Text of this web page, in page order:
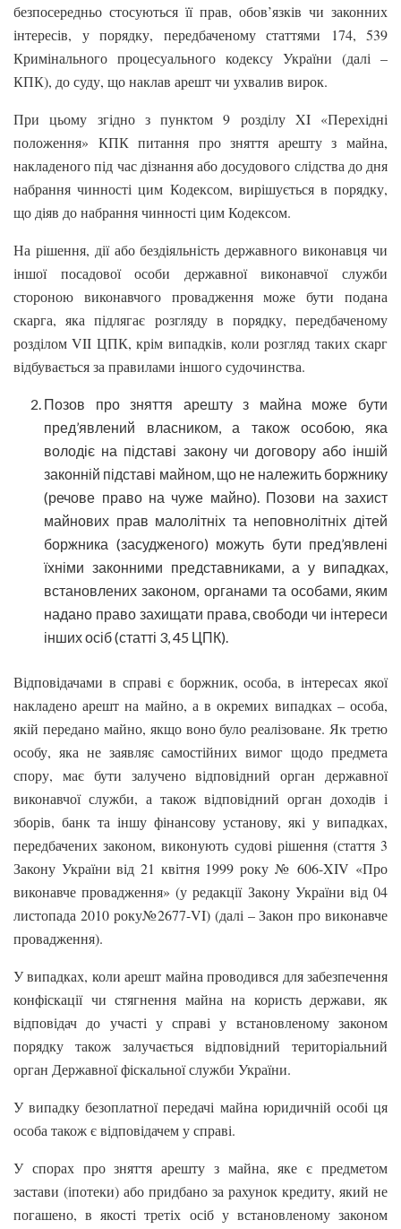
безпосередньо стосуються її прав, обов’язків чи законних
інтересів, у порядку, передбаченому статтями 174, 539
Кримінального процесуального кодексу України (далі –
КПК), до суду, що наклав арешт чи ухвалив вирок.
При цьому згідно з пунктом 9 розділу XI «Перехідні
положення» КПК питання про зняття арешту з майна,
накладеного під час дізнання або досудового слідства до дня
набрання чинності цим Кодексом, вирішується в порядку,
що діяв до набрання чинності цим Кодексом.
На рішення, дії або бездіяльність державного виконавця чи
іншої посадової особи державної виконавчої служби
стороною виконавчого провадження може бути подана
скарга, яка підлягає розгляду в порядку, передбаченому
розділом VII ЦПК, крім випадків, коли розгляд таких скарг
відбувається за правилами іншого судочинства.
Позов про зняття арешту з майна може бути
пред’явлений власником, а також особою, яка
володіє на підставі закону чи договору або іншій
законній підставі майном, що не належить боржнику
(речове право на чуже майно). Позови на захист
майнових прав малолітніх та неповнолітніх дітей
боржника (засудженого) можуть бути пред’явлені
їхніми законними представниками, а у випадках,
встановлених законом, органами та особами, яким
надано право захищати права, свободи чи інтереси
інших осіб (статті 3, 45 ЦПК).
Відповідачами в справі є боржник, особа, в інтересах якої
накладено арешт на майно, а в окремих випадках – особа,
якій передано майно, якщо воно було реалізоване. Як третю
особу, яка не заявляє самостійних вимог щодо предмета
спору, має бути залучено відповідний орган державної
виконавчої служби, а також відповідний орган доходів і
зборів, банк та іншу фінансову установу, які у випадках,
передбачених законом, виконують судові рішення (стаття 3
Закону України від 21 квітня 1999 року № 606-XIV «Про
виконавче провадження» (у редакції Закону України від 04
листопада 2010 року№2677-VI) (далі – Закон про виконавче
провадження).
У випадках, коли арешт майна проводився для забезпечення
конфіскації чи стягнення майна на користь держави, як
відповідач до участі у справі у встановленому законом
порядку також залучається відповідний територіальний
орган Державної фіскальної служби України.
У випадку безоплатної передачі майна юридичній особі ця
особа також є відповідачем у справі.
У спорах про зняття арешту з майна, яке є предметом
застави (іпотеки) або придбано за рахунок кредиту, який не
погашено, в якості третіх осіб у встановленому законом